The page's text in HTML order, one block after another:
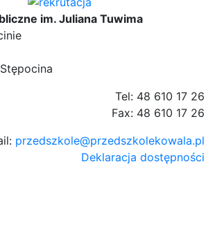
im. Juliana Tuwima
Tel: 48 610 17 26
Fax: 48 610 17 26
przedszkole@przedszkolekowala.pl
Deklaracja dostępności